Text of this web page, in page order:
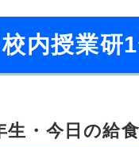
内授業研
生・今日の給